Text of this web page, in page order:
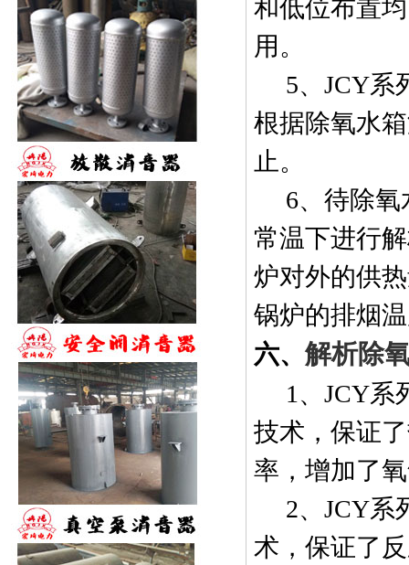
和低位布置
用。
5、 JCY系
根据除氧水
止。
6、待除
常温下进行
炉对外的供
锅炉的排烟
六、 解析除
1、 JCY系
技术，保证
率，增加了
2、 JCY系
术，保证了